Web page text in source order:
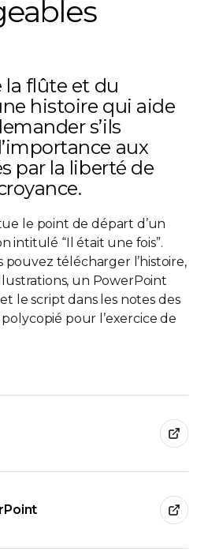
la flûte et du
histoire qui aide
s’ils
aux
par la liberté de
le point de départ d’un
intitulé “Il était une fois”.
pouvez télécharger l’histoire,
un PowerPoint
le script dans les notes des
pour l’exercice de